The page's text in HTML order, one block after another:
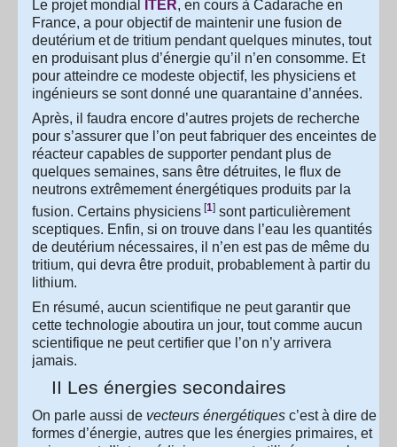
Le projet mondial ITER, en cours à Cadarache en
France, a pour objectif de maintenir une fusion de
deutérium et de tritium pendant quelques minutes, tout
en produisant plus d’énergie qu’il n’en consomme. Et
pour atteindre ce modeste objectif, les physiciens et
ingénieurs se sont donné une quarantaine d’années.
Après, il faudra encore d’autres projets de recherche
pour s’assurer que l’on peut fabriquer des enceintes de
réacteur capables de supporter pendant plus de
quelques semaines, sans être détruites, le flux de
neutrons extrêmement énergétiques produits par la
fusion. Certains physiciens [1] sont particulièrement
sceptiques. Enfin, si on trouve dans l’eau les quantités
de deutérium nécessaires, il n’en est pas de même du
tritium, qui devra être produit, probablement à partir du
lithium.
En résumé, aucun scientifique ne peut garantir que
cette technologie aboutira un jour, tout comme aucun
scientifique ne peut certifier que l’on n’y arrivera
jamais.
II Les énergies secondaires
On parle aussi de vecteurs énergétiques c’est à dire de
formes d’énergie, autres que les énergies primaires, et